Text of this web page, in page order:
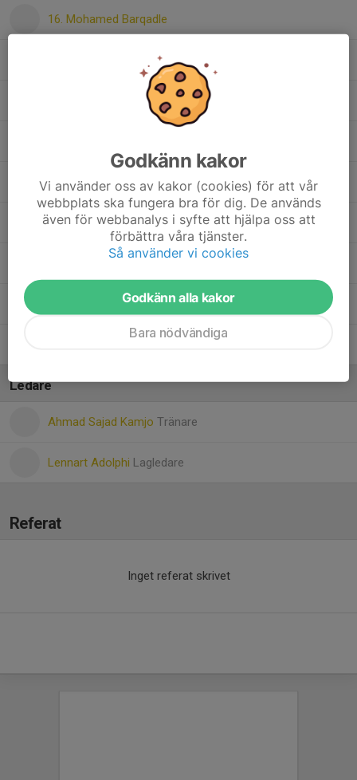
16. Mohamed Barqadle
Bob Åhnstrand
Hamdi Siyaad
Isak Söråker
Liam Östlund Johansson
Ledare
Ahmad Sajad Kamjo Tränare
Lennart Adolphi Lagledare
Referat
Inget referat skrivet
Godkänn kakor
Vi använder oss av kakor (cookies) för att vår
webbplats ska fungera bra för dig. De används
även för webbanalys i syfte att hjälpa oss att
förbättra våra tjänster.
Så använder vi cookies
Godkänn alla kakor
Bara nödvändiga